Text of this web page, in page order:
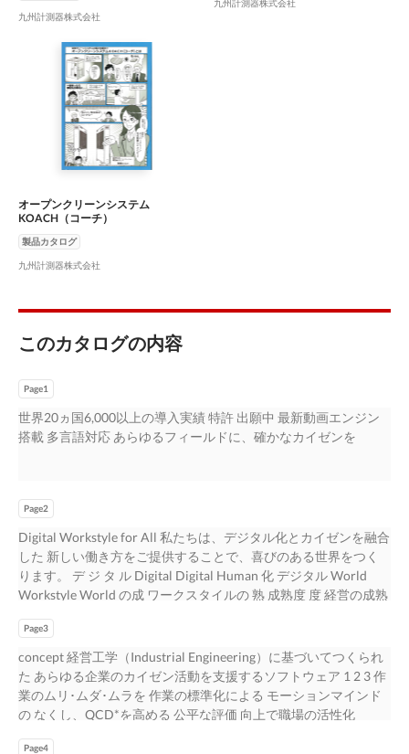
九州計測器株式会社
九州計測器株式会社
オープンクリーンシステム
KOACH（コーチ）
製品カタログ
九州計測器株式会社
このカタログの内容
Page1
世界20ヵ国6,000以上の導入実績 特許 出願中 最新動画エンジン
搭載 多言語対応 あらゆるフィールドに、確かなカイゼンを
Page2
Digital Workstyle for All 私たちは、デジタル化とカイゼンを融合
した 新しい働き方をご提供することで、喜びのある世界をつく
ります。 デ ジ タ ル Digital Digital Human 化 デジタル World
Workstyle World の成 ワークスタイルの 熟 成熟度 度 経営の成熟
Page3
concept 経営工学（Industrial Engineering）に基づいてつくられ
た あらゆる企業のカイゼン活動を支援するソフトウェア 1 2 3 作
業のムリ･ムダ･ムラを 作業の標準化による モーションマインド
の なくし、QCD*を高める 公平な評価 向上で職場の活性化
Page4